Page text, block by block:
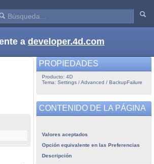
a developer.4d.com
PROPIEDADES
Producto: 4D
Tema: Settings / Advanced / BackupFailure
CONTENIDO DE LA PÁGINA
Valores aceptados
Opción equivalente en las Preferencias
Descripción